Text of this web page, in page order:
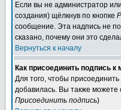
Если вы не администратор
создания) щёлкнув по кнопке
сообщение. Эта надпись не
сказано, почему они это
Вернуться к началу
Как присоединить подпись
Для того, чтобы
добавилась. Вы также можете
Присоединить подпись)